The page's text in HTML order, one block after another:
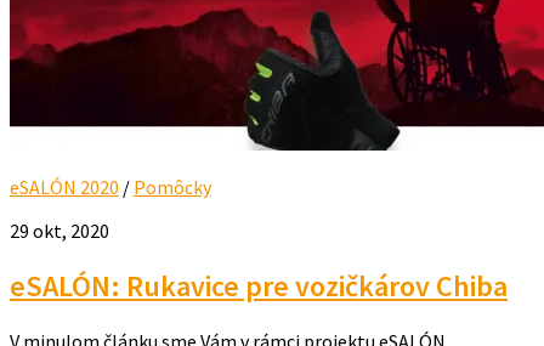
eSALÓN 2020 / Pomôcky
29 okt, 2020
eSALÓN: Rukavice pre vozičkárov Chiba
V minulom článku sme Vám v rámci projektu eSALÓN